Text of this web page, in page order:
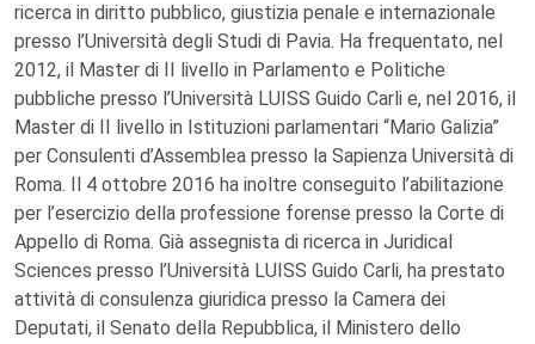
ricerca in diritto pubblico, giustizia penale e internazionale
presso l’Università degli Studi di Pavia. Ha frequentato, nel
2012, il Master di II livello in Parlamento e Politiche
pubbliche presso l’Università LUISS Guido Carli e, nel 2016, il
Master di II livello in Istituzioni parlamentari “Mario Galizia”
per Consulenti d’Assemblea presso la Sapienza Università di
Roma. Il 4 ottobre 2016 ha inoltre conseguito l’abilitazione
per l’esercizio della professione forense presso la Corte di
Appello di Roma. Già assegnista di ricerca in Juridical
Sciences presso l’Università LUISS Guido Carli, ha prestato
attività di consulenza giuridica presso la Camera dei
Deputati, il Senato della Repubblica, il Ministero dello